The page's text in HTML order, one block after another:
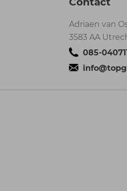
Adriaen van
3583 AA
085-